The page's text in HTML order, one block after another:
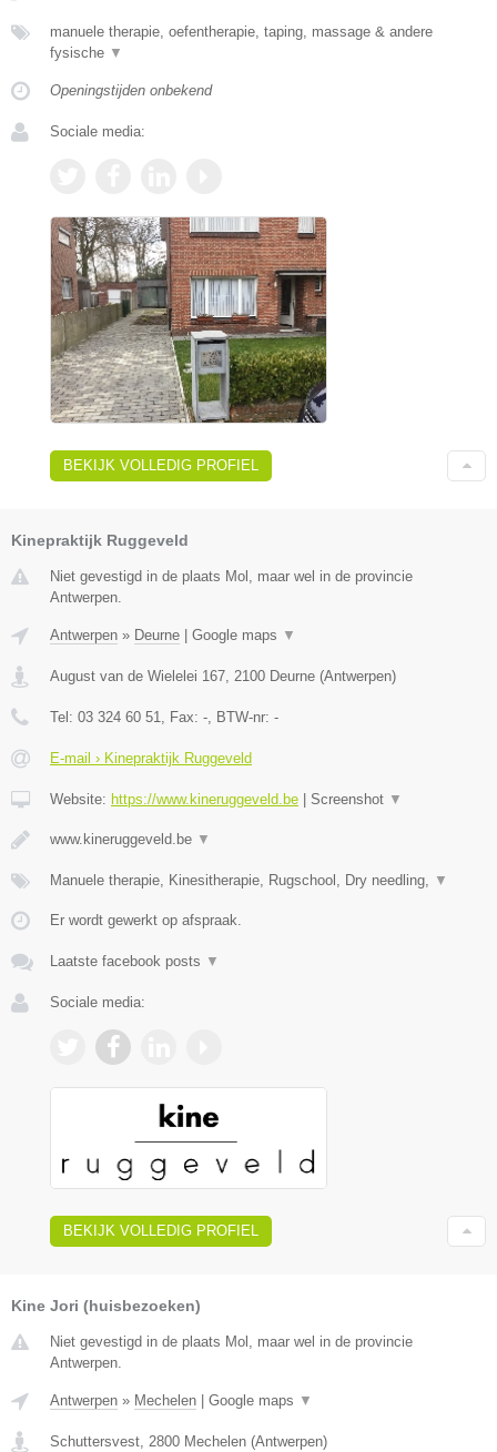
manuele therapie, oefentherapie, taping, massage & andere
fysische ▼
Openingstijden onbekend
Sociale media:
BEKIJK VOLLEDIG PROFIEL
Kinepraktijk Ruggeveld
Niet gevestigd in de plaats Mol, maar wel in de provincie
Antwerpen.
Antwerpen » Deurne Google maps ▼
August van de Wielelei 167, 2100 Deurne (Antwerpen)
Tel: 03 324 60 51, Fax: -, BTW-nr: -
E-mail › Kinepraktijk Ruggeveld
Website: https://www.kineruggeveld.be Screenshot ▼
www.kineruggeveld.be ▼
Manuele therapie, Kinesitherapie, Rugschool, Dry needling, ▼
Er wordt gewerkt op afspraak.
Laatste facebook posts ▼
Sociale media:
BEKIJK VOLLEDIG PROFIEL
Kine Jori (huisbezoeken)
Niet gevestigd in de plaats Mol, maar wel in de provincie
Antwerpen.
Antwerpen » Mechelen | Google maps ▼
Schuttersvest 2800 Mechelen (Antwerpen)